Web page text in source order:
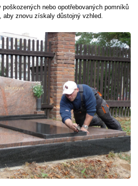
poškozených nebo opotřebovaných pomníků
aby znovu získaly důstojný vzhled.